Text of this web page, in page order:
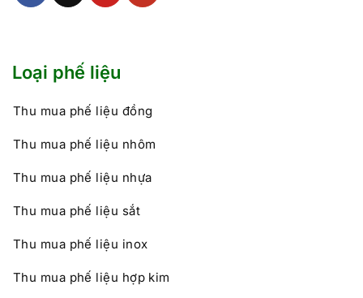
Loại phế liệu
Thu mua phế liệu đồng
Thu mua phế liệu nhôm
Thu mua phế liệu nhựa
Thu mua phế liệu sắt
Thu mua phế liệu inox
Thu mua phế liệu hợp kim